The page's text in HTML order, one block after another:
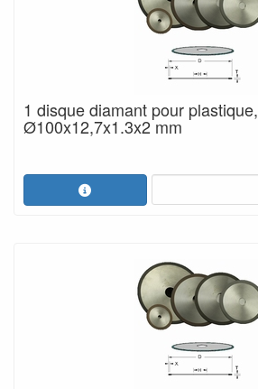
1 disque diamant pour plastique,
Ø100x12,7x1.3x2 mm